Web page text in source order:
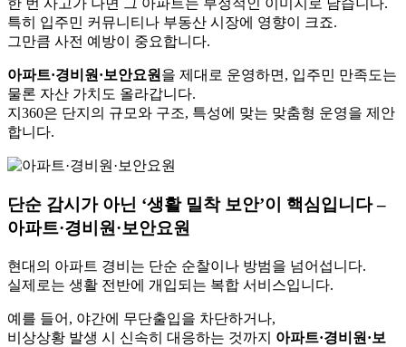
한 번 사고가 나면 그 아파트는 부정적인 이미지로 남습니다.
특히 입주민 커뮤니티나 부동산 시장에 영향이 크죠.
그만큼 사전 예방이 중요합니다.
아파트·경비원·보안요원 을 제대로 운영하면, 입주민 만족도는
물론 자산 가치도 올라갑니다.
지360은 단지의 규모와 구조, 특성에 맞는 맞춤형 운영을 제안
합니다.
단순 감시가 아닌 ‘생활 밀착 보안’이 핵심입니다 –
아파트·경비원·보안요원
현대의 아파트 경비는 단순 순찰이나 방범을 넘어섭니다.
실제로는 생활 전반에 개입되는 복합 서비스입니다.
예를 들어, 야간에 무단출입을 차단하거나,
비상상황 발생 시 신속히 대응하는 것까지 아파트·경비원·보